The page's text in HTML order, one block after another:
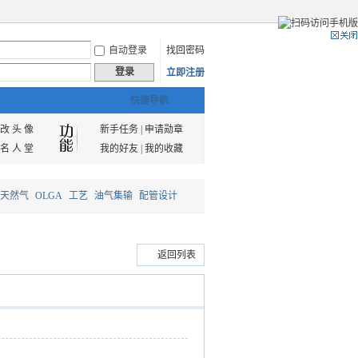
自动登录
找回密码
登录 立即注册
快捷导航
改 头 像 新手任务|
申请勋章
名 人 堂 我的好友| 我的收藏
然气 OLGA 工艺 油气集输 配管设计
返回列表